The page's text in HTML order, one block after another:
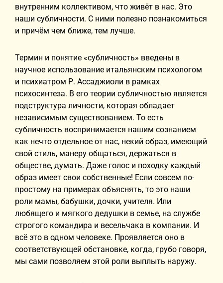
внутренним коллективом, что живёт в нас. Это
наши субличности. С ними полезно познакомиться
и причём чем ближе, тем лучше.
Термин и понятие «субличность» введены в
научное использование итальянским психологом
и психиатром Р. Ассаджиоли в рамках
психосинтеза. В его теории субличностью является
подструктура личности, которая обладает
независимым существованием. То есть
субличность воспринимается нашим сознанием
как нечто отдельное от нас, некий образ, имеющий
свой стиль, манеру общаться, держаться в
обществе, думать. Даже голос и походку каждый
образ имеет свои собственные! Если совсем по-
простому на примерах объяснять, то это наши
роли мамы, бабушки, дочки, учителя. Или
любящего и мягкого дедушки в семье, на службе
строгого командира и весельчака в компании. И
всё это в одном человеке. Проявляется оно в
соответствующей обстановке, когда, грубо говоря,
мы сами позволяем этой роли выплыть наружу.